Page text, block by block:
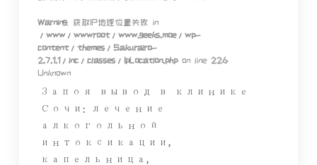
Warning: 获取IP地理位置失败 in
/www/wwwroot/www.geeks.moe/wp-
content/themes/Sakurairo-
2.7.1.1/inc/classes/IpLocation.phpon line 226
Unknown
Запоя вывод в клинике
Сочи: лечение
алкогольной
интоксикации,
капельница,